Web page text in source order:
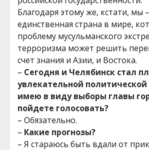
Благодаря этому же, кстати, мы –
единственная страна в мире,
проблему мусульманского
терроризма может решить
счет знания и Азии, и Востока.
– Сегодня и Челябинск стал
увлекательной политической
имею в виду выборы главы
пойдете голосовать?
– Обязательно.
– Какие прогнозы?
– Я стараюсь быть вдали от